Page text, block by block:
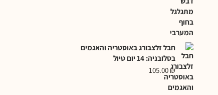
חבל זלצבורג באוסטריה והאגמים
בסלובניה: 14 יום טיול
105.00 ₪